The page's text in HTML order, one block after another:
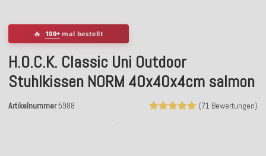
🔥 100+ mal bestellt
H.O.C.K. Classic Uni Outdoor
Stuhlkissen NORM 40x40x4cm salmon
(71 Bewertungen)
Artikelnummer5988